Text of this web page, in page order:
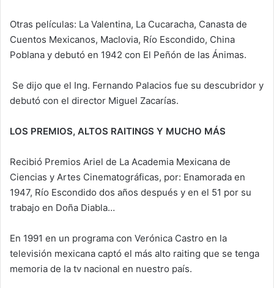
Otras películas: La Valentina, La Cucaracha, Canasta de
Cuentos Mexicanos, Maclovia, Río Escondido, China
Poblana y debutó en 1942 con El Peñón de las Ánimas.
Se dijo que el Ing. Fernando Palacios fue su descubridor y
debutó con el director Miguel Zacarías.
LOS PREMIOS, ALTOS RAITINGS Y MUCHO MÁS
Recibió Premios Ariel de La Academia Mexicana de
Ciencias y Artes Cinematográficas, por: Enamorada en
1947, Río Escondido dos años después y en el 51 por su
trabajo en Doña Diabla…
En 1991 en un programa con Verónica Castro en la
televisión mexicana captó el más alto raiting que se tenga
memoria de la tv nacional en nuestro país.